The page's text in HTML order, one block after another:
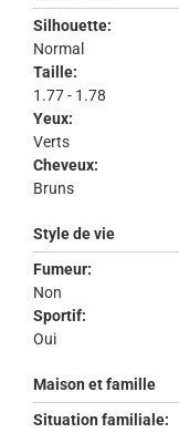
Silhouette:
Normal
Taille:
1.77 - 1.78
Yeux:
Verts
Cheveux:
Bruns
Style de vie
Fumeur:
Non
Sportif:
Oui
Maison et famille
Situation familiale: